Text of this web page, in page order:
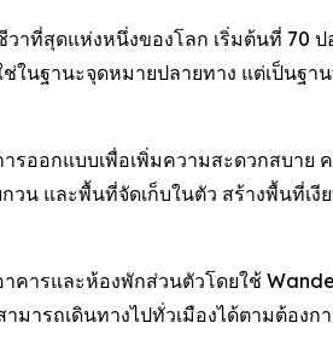
วาที่สุดแห่งหนึ่งของโลก เริ่มต้นที่ 70
นฐานะจุดหมายปลายทาง แต่เป็นฐา
ออกแบบเพื่อเพิ่มความสะดวกสบาย
น และพื้นที่จัดเก็บในตัว สร้างพื้นที่เงี
คารและห้องพักส่วนตัวโดยใช้
มารถเดินทางไปทั่วเมืองได้ตามต้องก